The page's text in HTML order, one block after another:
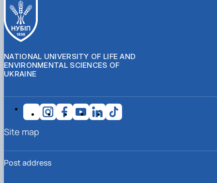
NATIONAL UNIVERSITY OF LIFE AND
ENVIRONMENTAL SCIENCES OF
UKRAINE
Post address
Site map